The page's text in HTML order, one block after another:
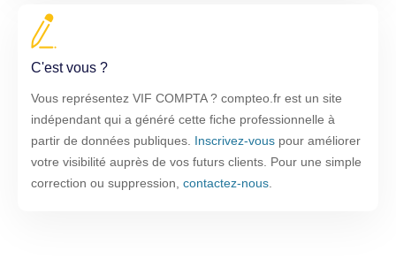
C'est vous ?
Vous représentez VIF COMPTA ? compteo.fr est un site
indépendant qui a généré cette fiche professionnelle à
partir de données publiques. Inscrivez-vous pour améliorer
votre visibilité auprès de vos futurs clients. Pour une simple
correction ou suppression, contactez-nous